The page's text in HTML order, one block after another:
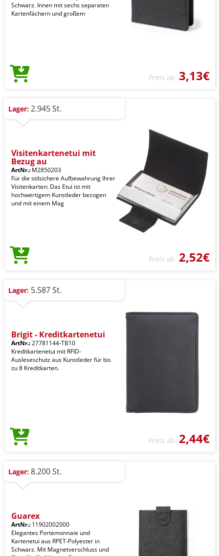
Schwarz. Innen mit sechs separaten
Kartenfächern und großem
Preis ab 3,13€
Lager: 2.945 St.
Visitenkartenetui mit
Bezug au
ArtNr.: M2850203
Für die stilsichere Aufbewahrung Ihrer
Visitenkarten: Das Etui ist mit
hochwertigem Kunstleder bezogen
und mit einem Mag
Preis ab 2,52€
Lager: 5.587 St.
Brigit - Kreditkartenetui
ArtNr.:27781144-TB10
Kreditkartenetui mit RFID-
Ausleseschutz aus Kunstleder für bis
zu 8 Kreditkarten.
Preis ab 2,44€
Lager: 8.200 St.
Guarex
ArtNr.: 11902002000
Elegantes Portemonnaie und
Kartenetui aus RPET-Polyester in
Schwarz. Mit Magnetverschluss und